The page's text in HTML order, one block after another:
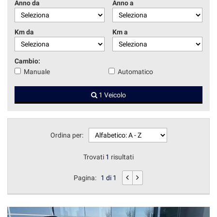
Anno da Anno a
Km da Km a
Cambio:
Manuale
Automatico
1 Veicolo
Ordina per:
Trovati 1 risultati
Pagina: 1 di 1
tracciamento
che
adottiamo
per
offrire
le
funzionalità
e
attività
seguito
sul
funzionamento